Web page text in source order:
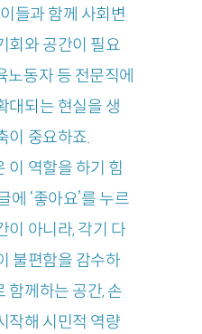
들과 함께 사회변
회와 공간이 필요
노동자 등 전문직에
대되는 현실을 생
이 중요하죠.
이 역할을 하기 힘
에 ‘좋아요’를 누르
이 아니라, 각기 다
불편함을 감수하
함께하는 공간, 손
작해 시민적 역량